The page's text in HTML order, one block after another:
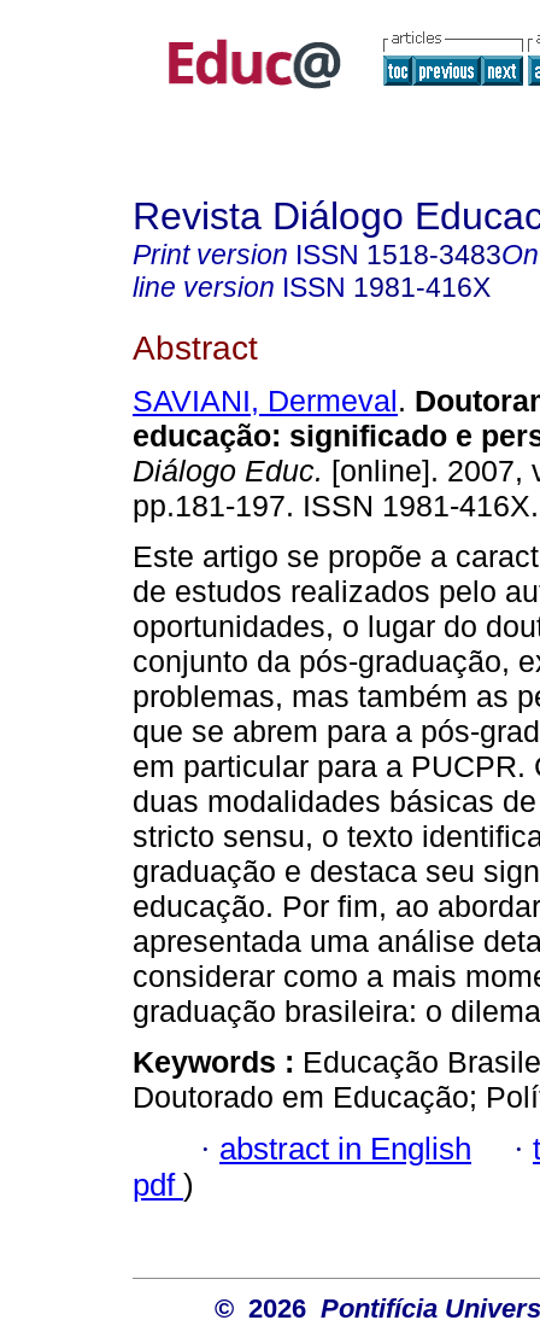
Revista Diálogo
Print version ISSN 1518-3483
line version ISSN 1981-416X
Abstract
SAVIANI, Dermeval.
educação: significado e
Diálogo Educ. [online]. 2007,
pp.181-197. ISSN 1981-416X.
Este artigo se propõe a
de estudos realizados pelo
oportunidades, o lugar do
conjunto da pós-graduação,
problemas, mas também as
que se abrem para a pós-
em particular para a
duas modalidades básicas
stricto sensu, o texto
graduação e destaca seu
educação. Por fim, ao
apresentada uma análise
considerar como a mais
graduação brasileira: o
Keywords : Educação
Doutorado em Educação;
· abstract in English ·
pdf )
© 2026 Pontifícia